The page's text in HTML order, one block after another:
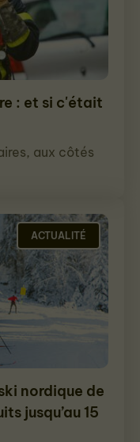
: et si c'était
aux côtés
nordique de
jusqu’au 15
ACTUALITÉ